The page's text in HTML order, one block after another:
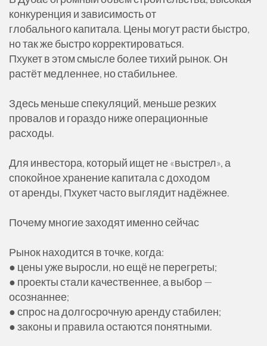
конкуренция и зависимость от
глобального капитала. Цены могут расти быстро,
но так же быстро корректироваться.
Пхукет в этом смысле более тихий рынок. Он
растёт медленнее, но стабильнее.
Здесь меньше спекуляций, меньше резких
провалов и гораздо ниже операционные
расходы.
Для инвестора, который ищет не «выстрел», а
спокойное хранение капитала с доходом
от аренды, Пхукет часто выглядит надёжнее.
Почему многие заходят именно сейчас
Рынок находится в точке, когда:
● цены уже выросли, но ещё не перегреты;
● проекты стали качественнее, а выбор —
осознаннее;
● спрос на долгосрочную аренду стабилен;
● законы и правила остаются понятными.